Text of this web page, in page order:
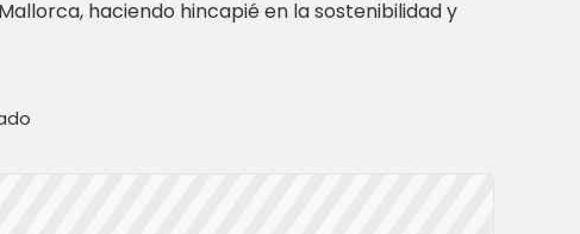
haciendo hincapié en la sostenibilidad y